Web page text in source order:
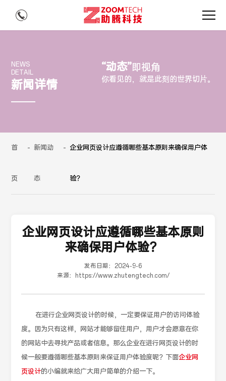
NEWS
DETAIL
新闻详情
“动态”即视角
你看见的，就是此刻的世界切片。
首
页
- 新闻动
态
- 企业网页设计应遵循哪些基本原则来确保用户体
验？
企业网页设计应遵循哪些基本原则
来确保用户体验？
发布日期： 2024-9-6
来源：
https://www.zhutengtech.com/
在进行企业网页设计的时候，一定要保证用户的访问体验
度。因为只有这样，网站才能够留住用户，用户才会愿意在你
的网站中去寻找产品或者信息。那么企业在进行网页设计的时
候一般要遵循哪些基本原则来保证用户体验度呢？下面企业网
页设计的小编就来给广大用户简单的介绍一下。